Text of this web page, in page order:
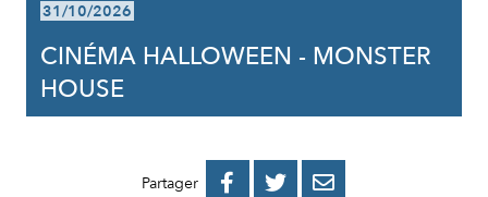
31/10/2026
CINÉMA HALLOWEEN - MONSTER
HOUSE
Partager 
PARTAGER
PARTAGER
PARTAGER